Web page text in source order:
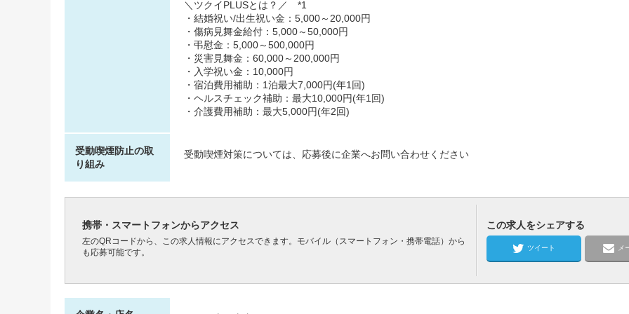
＼ツクイPLUSとは？／ *1
・結婚祝い/出生祝い金：5,000～20,000円
・傷病見舞金給付：5,000～50,000円
・弔慰金：5,000～500,000円
・災害見舞金：60,000～200,000円
・入学祝い金：10,000円
・宿泊費用補助：1泊最大7,000円(年1回)
・ヘルスチェック補助：最大10,000円(年1回)
・介護費用補助：最大5,000円(年2回)
受動喫煙防止の取
り組み
受動喫煙対策については、応募後に企業へお問い合わせください
携帯・スマートフォンからアクセス
左のQRコードから、この求人情報にアクセスできます。モバイル（スマートフォン・携帯電話）から
も応募可能です。
この求人をシェアする
ツイート メ